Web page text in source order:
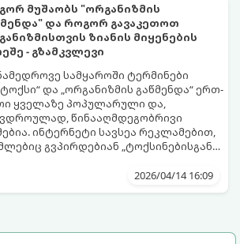
მუშაობს "ორგანიზმის
და როგორ გავაკეთოთ
ზიანის მიყენების
- გზამკვლევი
სამყაროში ტერმინები
და „ორგანიზმის გაწმენდა“ ერთ-
ყველაზე პოპულარული და,
წინააღმდეგობრივი
ინტერნეტი სავსეა რეკლამებით,
გვპირდებიან „ტოქსინებისგან
ან მკაცრი დიეტების მეშვეობით.
ეფექტი და რას ფიქრობს ამაზე
2026/04/14 16:09